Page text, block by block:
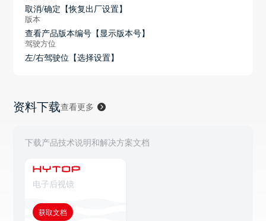
取消/确定【恢复出厂设置】
版本
查看产品版本编号【显示版本号】
驾驶方位
左/右驾驶位【选择设置】
资料下载查看更多
下载产品技术说明和解决方案文档
电子后视镜
获取文档